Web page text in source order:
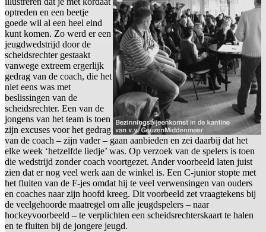
optreden en een beetje
goede wil al een heel eind
kunt komen. Zo werd er een
jeugdwedstrijd door de
scheidsrechter gestaakt
vanwege extreem ergerlijk
gedrag van de coach, die het
niet eens was met
beslissingen van de
scheidsrechter. Een van de
jongens van het team is toen
zijn excuses voor het gedrag
van de coach – zijn vader – gaan aanbieden en zei daarbij dat het
elke week ‘hetzelfde liedje’ was. Op verzoek van de spelers is toen
die wedstrijd zonder coach voortgezet. Ander voorbeeld laten juist
zien dat er nog veel werk aan de winkel is. Een C-junior stopte met
het fluiten van de F-jes omdat hij te veel verwensingen van ouders
en coaches naar zijn hoofd kreeg. Dit voorbeeld zet vraagtekens bij
de veelgehoorde maatregel om alle jeugdspelers – naar
hockeyvoorbeeld – te verplichten een scheidsrechterskaart te halen
en te fluiten bij de jongere jeugd.